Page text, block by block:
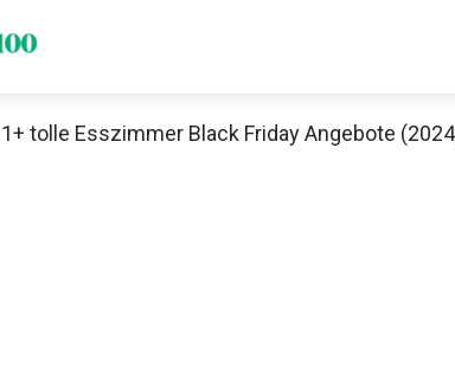
tolle Esszimmer Black Friday Angebote